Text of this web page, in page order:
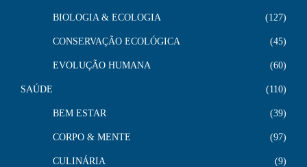
BIOLOGIA & ECOLOGIA 127
CONSERVAÇÃO ECOLÓGICA 45
EVOLUÇÃO HUMANA 60
SAÚDE 110
BEM ESTAR 39
CORPO & MENTE 97
CULINÁRIA 9